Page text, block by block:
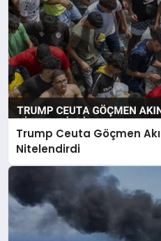
Trump Ceuta Göçmen
Nitelendirdi